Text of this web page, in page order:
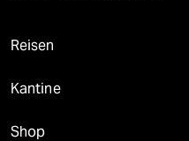
Reisen
Kantine
Shop